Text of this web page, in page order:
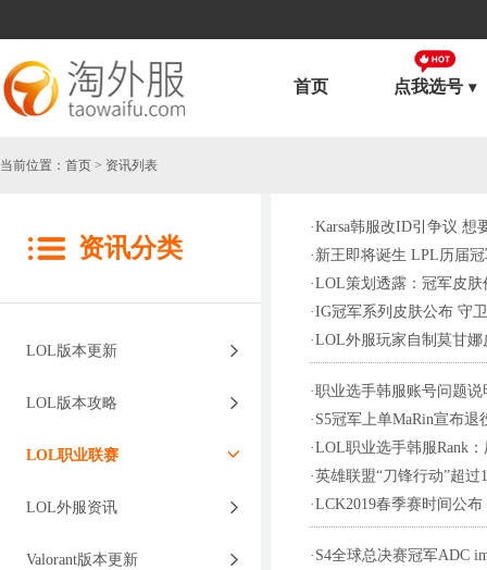
首页 点我选号
当前位置： 首页 > 资讯列表
资讯分类
LOL版本更新
LOL版本攻略
LOL职业联赛
LOL外服资讯
Valorant版本更新
·Karsa韩服改ID引争议 想
· 新王即将诞生 LPL历届
·LOL策划透露：冠军皮肤
·IG冠军系列皮肤公布 守
·LOL外服玩家自制莫甘
·职业选手韩服账号问题
· S5冠军上单MaRin宣布
·LOL职业选手韩服Rank
·英雄联盟“刀锋行动”超
·LCK2019春季赛时间公
· S4全球总决赛冠军ADC